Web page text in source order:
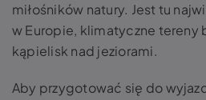
miłośników natury. Jest tu
w Europie, klimatyczne tereny
kąpielisk nad jeziorami.
Aby przygotować się do